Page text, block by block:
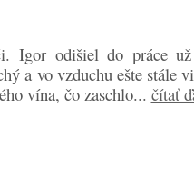
Igor odišiel do práce
a vo vzduchu ešte stále
vína, čo zaschlo... čítať